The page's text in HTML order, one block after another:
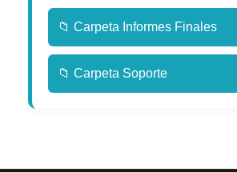
📁 Carpeta Informes Finales
📁 Carpeta Soporte